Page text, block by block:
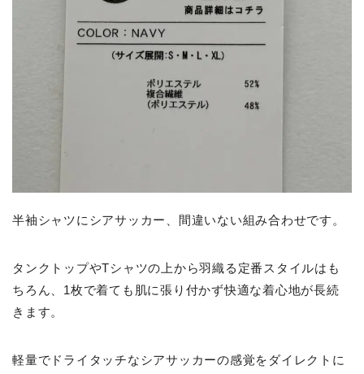
半袖シャツにシアサッカー、間違いない組み合わせです。
タンクトップやTシャツの上から羽織る定番スタイルはも
ちろん、1枚で着ても肌に張り付かず快適な着心地が長続
きます。
軽量でドライタッチなシアサッカーの感覚をダイレクトに